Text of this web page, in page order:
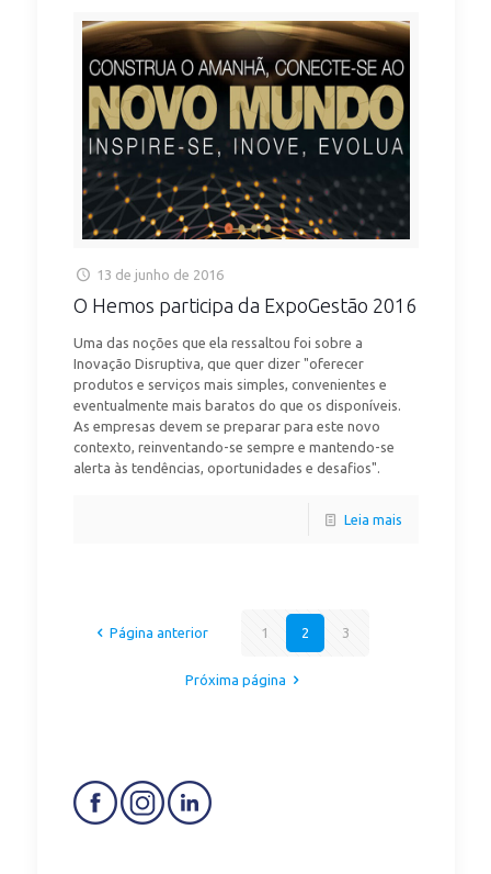
13 de junho de 2016
O Hemos participa da ExpoGestão 2016
Uma das noções que ela ressaltou foi sobre a
Inovação Disruptiva, que quer dizer "oferecer
produtos e serviços mais simples, convenientes e
eventualmente mais baratos do que os disponíveis.
As empresas devem se preparar para este novo
contexto, reinventando-se sempre e mantendo-se
alerta às tendências, oportunidades e desafios".
Leia mais
Página anterior 1 2 3
Próxima página